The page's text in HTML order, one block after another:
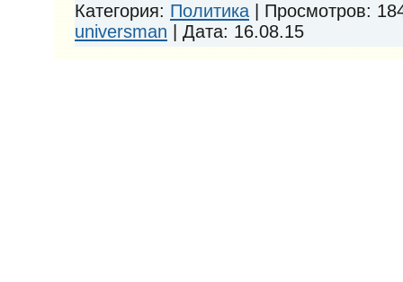
Категория: Политика Просмотров:
universman
Дата: 16.08.15